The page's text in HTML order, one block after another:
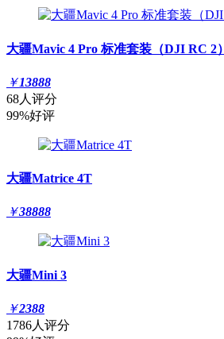
大疆Mavic 4 Pro 标准套装（DJI RC 2）
￥13888
68人评分
99%好评
大疆Matrice 4T
￥38888
大疆Mini 3
￥2388
1786人评分